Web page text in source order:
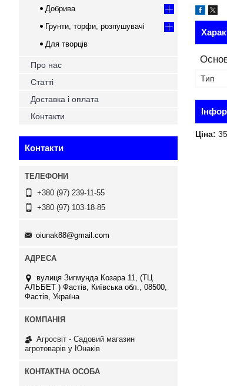
Тип
Ціна:
Добрива
Грунти, торфи, розпушувачі
Для творців
Про нас
Статті
Доставка і оплата
Контакти
Контакти
+380 (97) 239-11-55
+380 (97) 103-18-85
oiunak88@gmail.com
вулиця Зигмунда Козара 11, (ТЦ
АЛЬБЕТ ) Фастів, Київська обл., 08500,
Фастів, Україна
Агросвіт - Садовий магазин
агротоварів у Юнаків